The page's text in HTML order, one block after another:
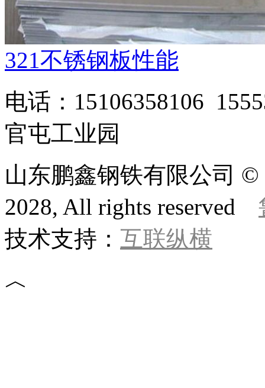
321不锈钢板性能
电话：15106358106
官屯工业园
山东鹏鑫钢铁有限公司
2028, All rights reserved
技术支持： 互联纵横
︿